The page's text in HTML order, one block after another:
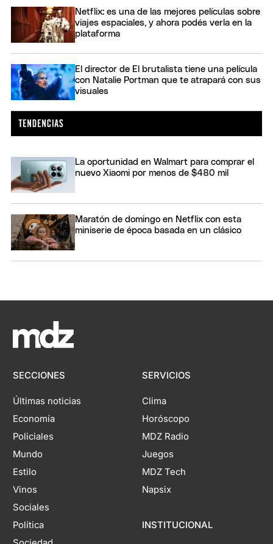
Netflix: es una de las mejores películas sobre
viajes espaciales, y ahora podés verla en la
plataforma
El director de El brutalista tiene una película
con Natalie Portman que te atrapará con sus
visuales
La oportunidad en Walmart para comprar el
nuevo Xiaomi por menos de $480 mil
Maratón de domingo en Netflix con esta
miniserie de época basada en un clásico
SECCIONES
Últimas noticias
Economía
Policiales
Mundo
Estilo
Vinos
Sociales
Política
SERVICIOS
Clima
Horóscopo
MDZ Radio
Juegos
MDZ Tech
Napsix
INSTITUCIONAL